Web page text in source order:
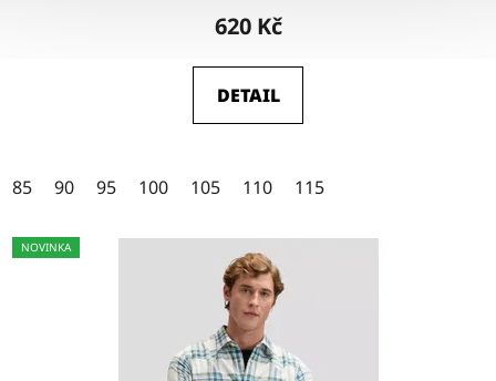
hodnocení
produktu
je
4,5
hvězdiček.
620 Kč
DETAIL
85 90 95 100 105 110 115
NOVINKA